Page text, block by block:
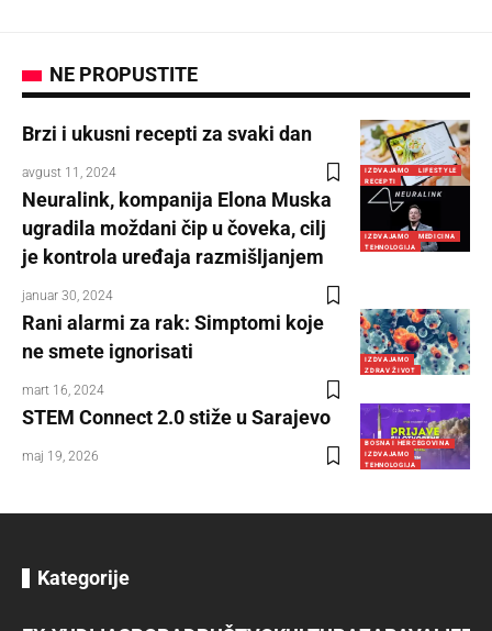
NE PROPUSTITE
IZDVAJAMO
LIFESTYLE
RECEPTI
Brzi i ukusni recepti za svaki dan
avgust 11, 2024
IZDVAJAMO
MEDICINA
TEHNOLOGIJA
Neuralink, kompanija Elona Muska
ugradila moždani čip u čoveka, cilj
je kontrola uređaja razmišljanjem
januar 30, 2024
IZDVAJAMO
ZDRAV ŽIVOT
Rani alarmi za rak: Simptomi koje
ne smete ignorisati
mart 16, 2024
BOSNA I HERCEGOVINA
IZDVAJAMO
TEHNOLOGIJA
STEM Connect 2.0 stiže u Sarajevo
maj 19, 2026
Kategorije